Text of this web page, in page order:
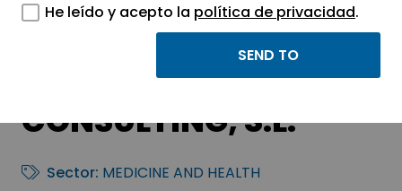
QUALITY
PHARMACEUTICAL
CONSULTING, S.L.
Sector: MEDICINE AND HEALTH
He leído y acepto la política de privacidad.